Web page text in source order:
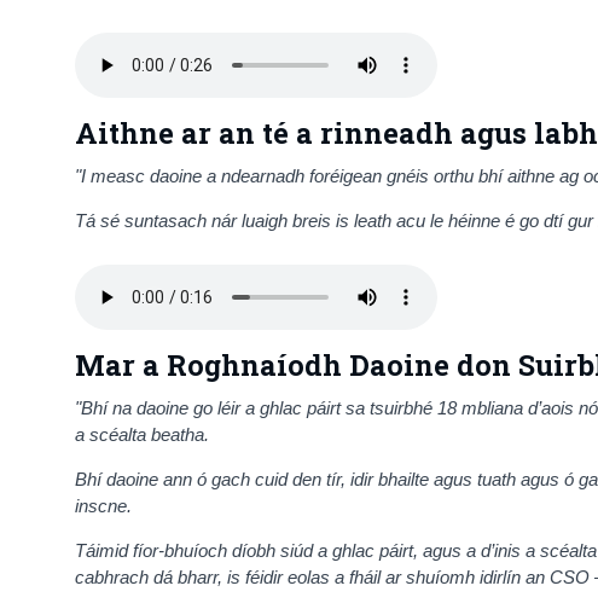
Aithne ar an té a rinneadh agus
"I measc daoine a ndearnadh foréigean gnéis orthu bhí aithne ag
Tá sé suntasach nár luaigh breis is leath acu le héinne é go dtí
Mar a Roghnaíodh Daoine don
"Bhí na daoine go léir a ghlac páirt sa tsuirbhé 18 mbliana d’aois
a scéalta beatha.
Bhí daoine ann ó gach cuid den tír, idir bhailte agus tuath agus ó
inscne.
Táimid fíor-bhuíoch díobh siúd a ghlac páirt, agus a d’inis a
cabhrach dá bharr, is féidir eolas a fháil ar shuíomh idirlín an CSO